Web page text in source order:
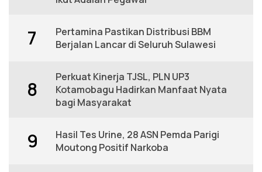
7
Pertamina Pastikan Distribusi BBM
Berjalan Lancar di Seluruh Sulawesi
8
Perkuat Kinerja TJSL, PLN UP3
Kotamobagu Hadirkan Manfaat Nyata
bagi Masyarakat
9
Hasil Tes Urine, 28 ASN Pemda Parigi
Moutong Positif Narkoba